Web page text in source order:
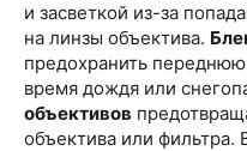
и засветкой из-за
на линзы объектива.
предохранить переднюю
время дождя или
объективов
объектива или